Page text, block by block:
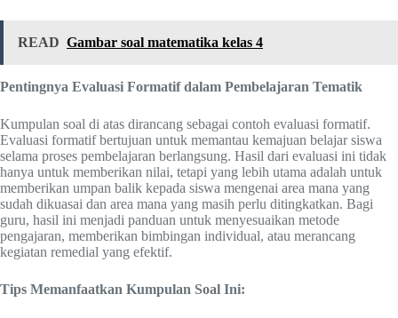
READ Gambar soal matematika kelas 4
Pentingnya Evaluasi Formatif dalam Pembelajaran Tematik
Kumpulan soal di atas dirancang sebagai contoh evaluasi formatif.
Evaluasi formatif bertujuan untuk memantau kemajuan belajar siswa
selama proses pembelajaran berlangsung. Hasil dari evaluasi ini tidak
hanya untuk memberikan nilai, tetapi yang lebih utama adalah untuk
memberikan umpan balik kepada siswa mengenai area mana yang
sudah dikuasai dan area mana yang masih perlu ditingkatkan. Bagi
guru, hasil ini menjadi panduan untuk menyesuaikan metode
pengajaran, memberikan bimbingan individual, atau merancang
kegiatan remedial yang efektif.
Tips Memanfaatkan Kumpulan Soal Ini: